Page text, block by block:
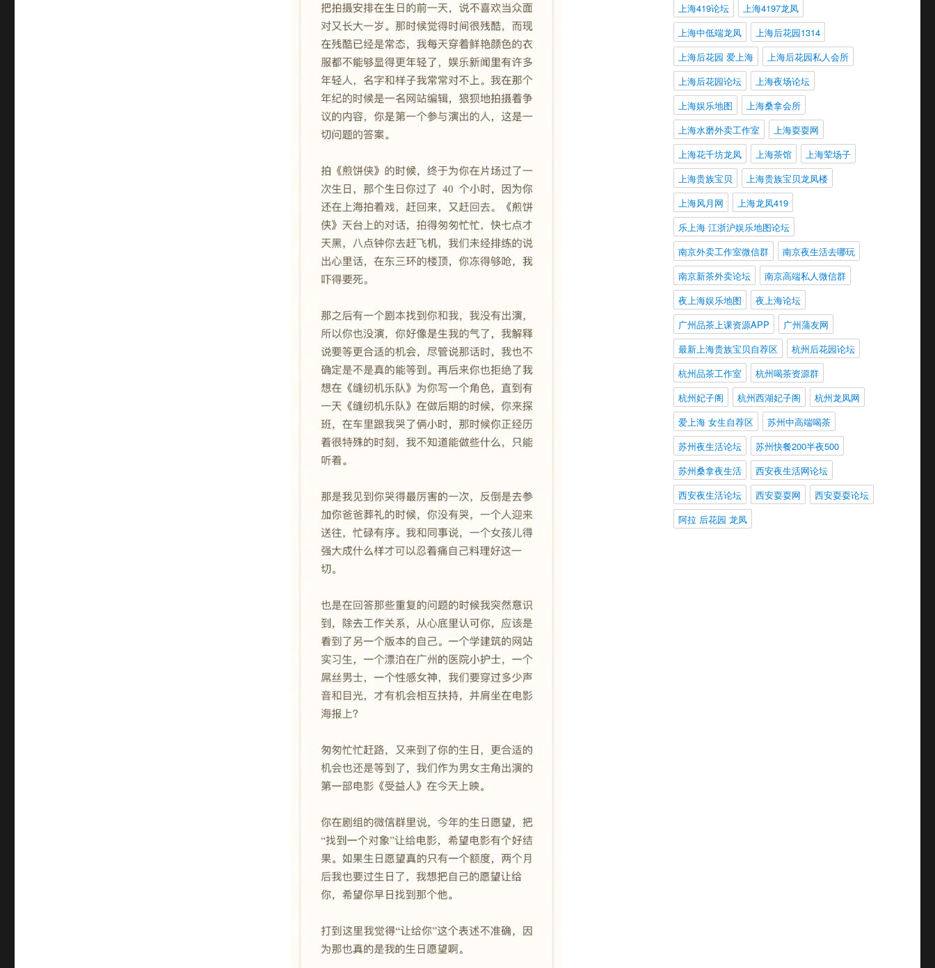
上海419论坛
上海4197龙凤
上海中低端龙凤
上海后花园1314
上海后花园 爱上海
上海后花园私人会所
上海后花园论坛
上海夜场论坛
上海娱乐地图
上海桑拿会所
上海水磨外卖工作室
上海耍耍网
上海花千坊龙凤
上海茶馆
上海荤场子
上海贵族宝贝
上海贵族宝贝龙凤楼
上海风月网
上海龙凤419
乐上海 江浙沪娱乐地图论坛
南京外卖工作室微信群
南京夜生活去哪玩
南京新茶外卖论坛
南京高端私人微信群
夜上海娱乐地图
夜上海论坛
广州品茶上课资源APP
广州蒲友网
最新上海贵族宝贝自荐区
杭州后花园论坛
杭州品茶工作室
杭州喝茶资源群
杭州妃子阁
杭州西湖妃子阁
杭州龙凤网
爱上海 女生自荐区
苏州中高端喝茶
苏州夜生活论坛
苏州快餐200半夜500
苏州桑拿夜生活
西安夜生活网论坛
西安夜生活论坛
西安耍耍网
西安耍耍论坛
阿拉 后花园 龙凤